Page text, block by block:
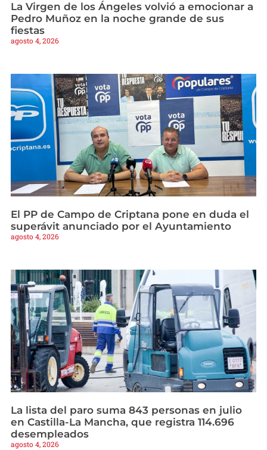
La Virgen de los Ángeles volvió a emocionar a
Pedro Muñoz en la noche grande de sus
fiestas
agosto 4, 2026
El PP de Campo de Criptana pone en duda el
superávit anunciado por el Ayuntamiento
agosto 4, 2026
La lista del paro suma 843 personas en julio
en Castilla-La Mancha, que registra 114.696
desempleados
agosto 4, 2026